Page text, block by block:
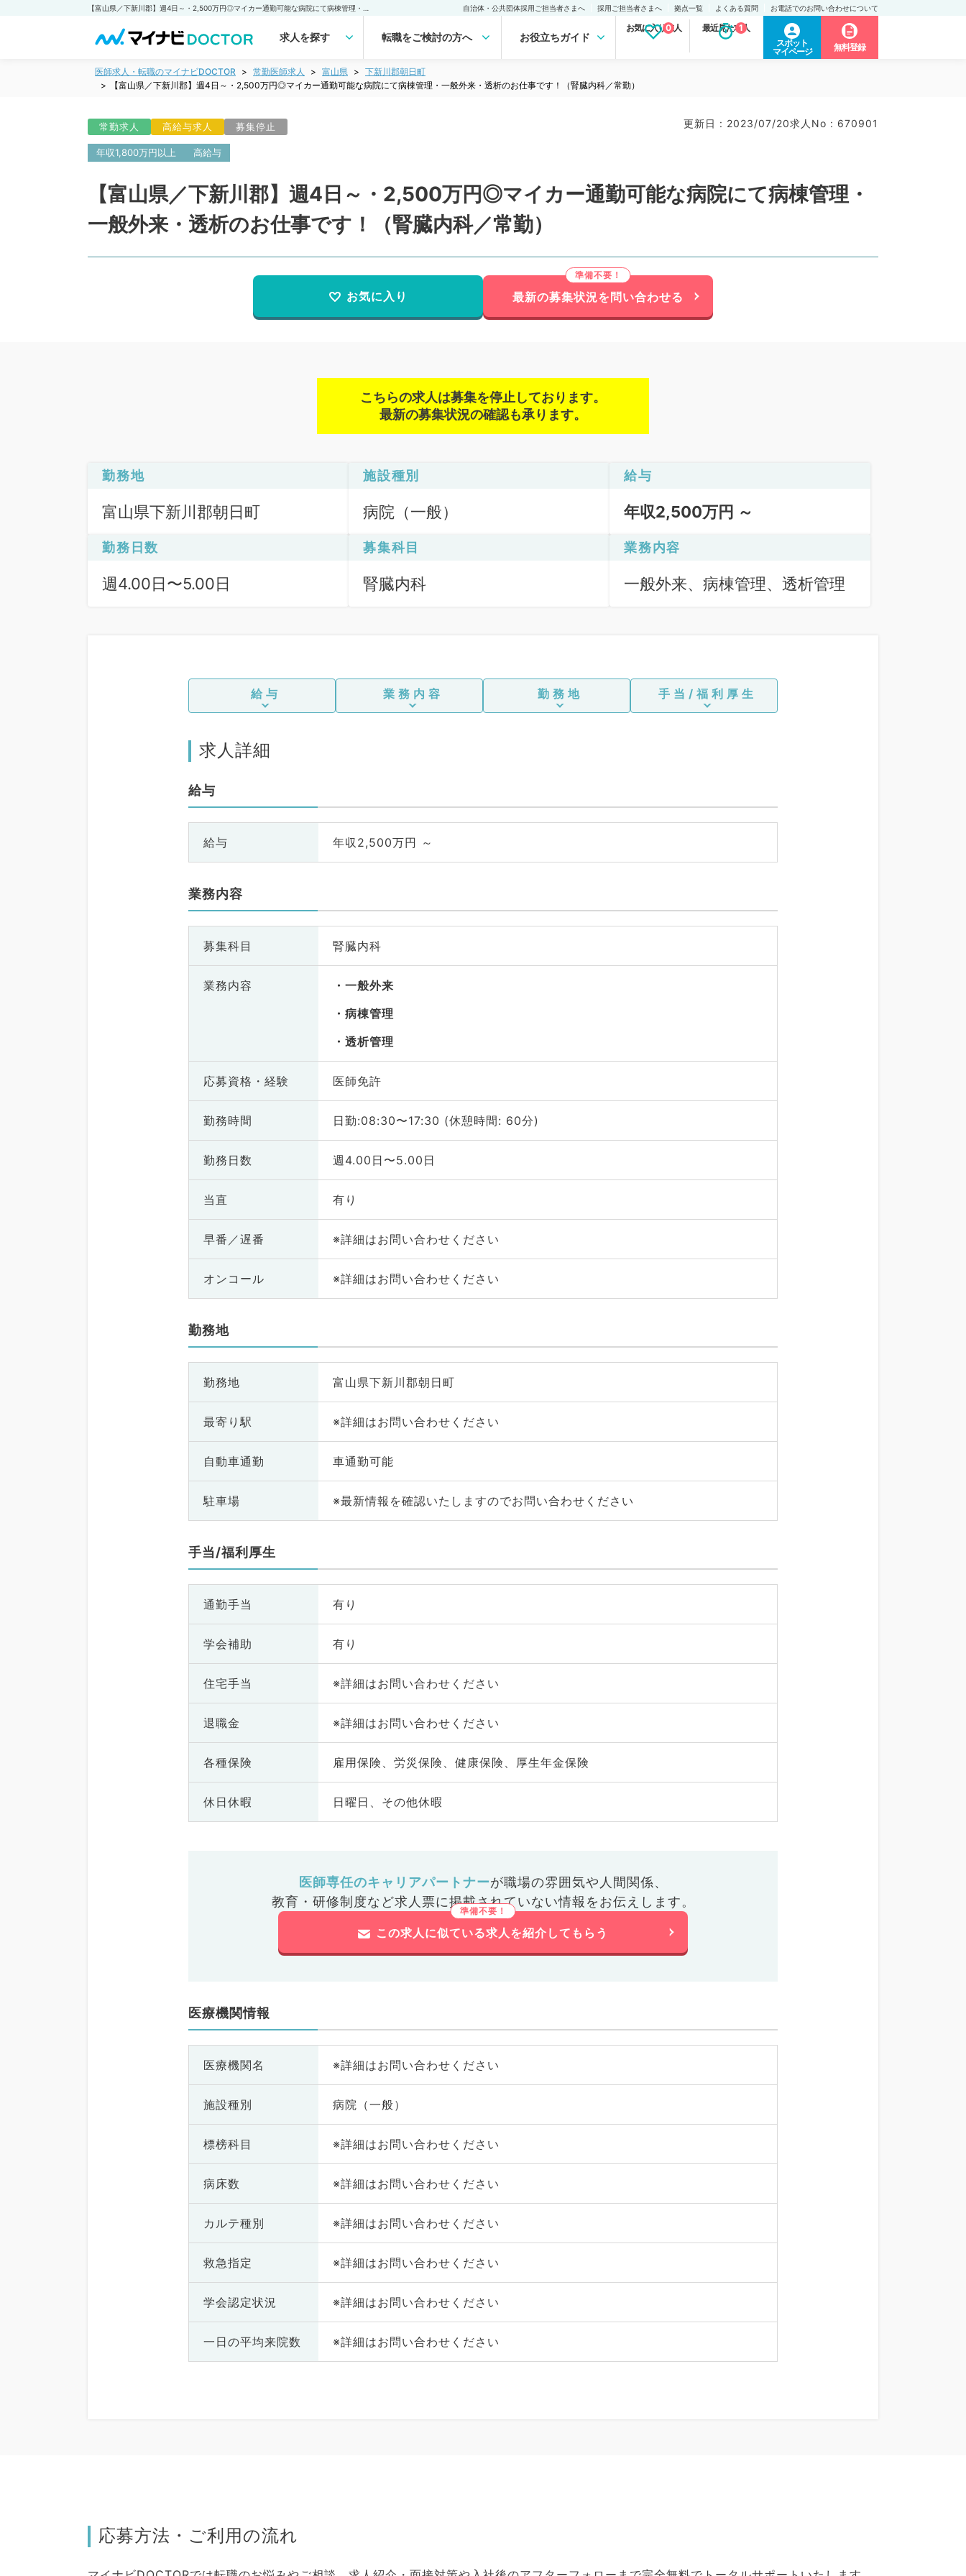
自治体・公共団体採用ご担当者さまへ 採用ご担当者さまへ 拠点一覧 よくある質問 お電話でのお問い合わせについて
求人を探す 転職をご検討の方へ お役立ちガイド
お気に入り求人
0 最近見た求人
1
スポット
マイページ
無料登録
医師求人・転職のマイナビDOCTOR 常勤医師求人 富山県
下新川郡朝日町
【富山県／下新川郡】週4日～・2,500万円◎マイカー通勤可能な病院にて病棟管理・一般外来・透析のお仕事です！（腎臓内科／常勤）
常勤求人 高給与求人 募集停止 更新日 : 2023/07/20求人No : 670901
年収1,800万円以上 高給与
【富山県／下新川郡】週4日～・2,500万円◎マイカー通勤可能な病院にて病棟管理・
一般外来・透析のお仕事です！（腎臓内科／常勤）
お気に入り 最新の募集状況を問い合わせる
こちらの求人は募集を停止しております。
最新の募集状況の確認も承ります。
勤務地
富山県下新川郡朝日町
施設種別
病院（一般）
給与
年収2,500万円 ～
勤務日数
週4.00日〜5.00日
募集科目
腎臓内科
業務内容
一般外来、病棟管理、透析管理
給与 業務内容 勤務地 手当/福利厚生
求人詳細
給与
給与 年収2,500万円 ～
業務内容
募集科目 腎臓内科
業務内容
一般外来
病棟管理
透析管理
応募資格・ 経験 医師免許
勤務時間 日勤:08:30〜17:30 (休憩時間: 60分)
勤務日数 週4.00日〜5.00日
当直 有り
早番／遅番 ※詳細はお問い合わせください
オンコール ※詳細はお問い合わせください
勤務地
勤務地 富山県下新川郡朝日町
最寄り駅 ※詳細はお問い合わせください
自動車通勤 車通勤可能
駐車場 ※最新情報を確認いたしますのでお問い合わせください
手当/福利厚生
通勤手当 有り
学会補助 有り
住宅手当 ※詳細はお問い合わせください
退職金 ※詳細はお問い合わせください
各種保険 雇用保険、労災保険、健康保険、厚生年金保険
休日休暇 日曜日、その他休暇
医師専任のキャリアパートナーが職場の雰囲気や人間関係、
教育・研修制度など求人票に掲載されていない情報をお伝えします。
この求人に似ている求人を紹介してもらう
医療機関情報
医療機関名 ※詳細はお問い合わせください
施設種別 病院（一般）
標榜科目 ※詳細はお問い合わせください
病床数 ※詳細はお問い合わせください
カルテ種別 ※詳細はお問い合わせください
救急指定 ※詳細はお問い合わせください
学会認定状況 ※詳細はお問い合わせください
一日の平均来院数 ※詳細はお問い合わせください
応募方法・ご利用の流れ